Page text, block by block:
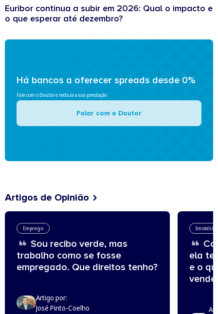
Euribor continua a subir em 2026: Qual o impacto e
o que esperar até dezembro?
Há bancos a oferecer spreads desde 0%
Fale com o Doutor e reduza a sua prestação
Falar com o Doutor
Artigos de Opinião
Emprego
Sou recibo verde, mas
trabalho como se fosse
empregado. Que direitos tenho?
Artigo por:
José Pinto-Coelho
ela
e o